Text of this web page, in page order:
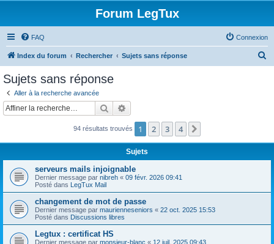
Forum LegTux
FAQ Connexion
Index du forum Rechercher Sujets sans réponse
c
Sujets sans réponse
Aller à la recherche avancée
Rechercher
94 résultats trouvés 1 2 3 4
Sujets
serveurs mails injoignable
Dernier message par nibreh « 09 févr. 2026 09:41
Posté dans LegTux Mail
changement de mot de passe
Dernier message par maurienneseniors « 22 oct. 2025 15:53
Posté dans Discussions libres
Legtux : certificat HS
Dernier message par monsieur-blanc « 12 juil. 2025 09:43